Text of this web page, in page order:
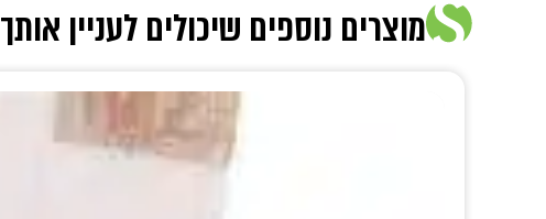
מוצרים נוספים שיכולים לעניין אותך